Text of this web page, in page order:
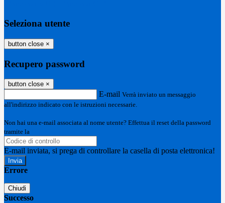
Seleziona utente
button close ×
Recupero password
button close ×
E-mail Verrà inviato un messaggio
all'indirizzo indicato con le istruzioni necessarie.
Non hai una e-mail associata al nome utente? Effettua il reset della password
tramite la
E-mail inviata, si prega di controllare la casella di posta elettronica!
Errore
Chiudi
Successo